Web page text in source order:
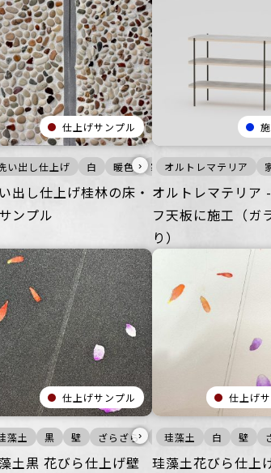
商業空間 宿泊施設 ビル・マンション 公共空
インテリア つるつる その他
仕上げサンプル
い出し仕上げ 白 暖色 寒色 壁 床 ごつ
›
出し仕上げ桂林の床・
ンプル
オルトレマテリア
オルトレマテリア
フ天板に施工（ガ
り）
家具・什器 インテリア ざらざら その他
仕上げサンプル
藻土 黒 壁 ざらざら 宿泊施設 ビル・マン
›
土黒 花びら仕上げ壁
仕上げ
珪藻土 白 壁
珪藻土花びら仕上